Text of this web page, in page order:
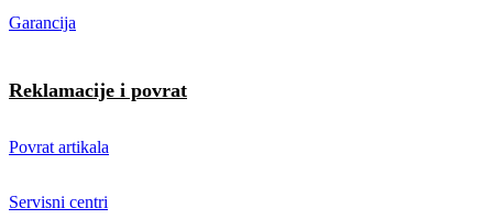
Garancija
Reklamacije i povrat
Povrat artikala
Servisni centri